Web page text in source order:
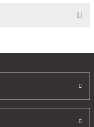
yapın!